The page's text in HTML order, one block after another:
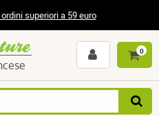
superiori a 59 euro
0